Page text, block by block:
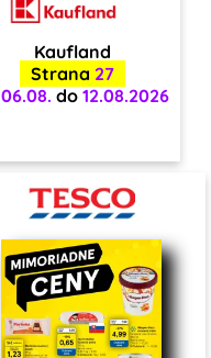
Kaufland
Strana 27
06.08. do 12.08.2026